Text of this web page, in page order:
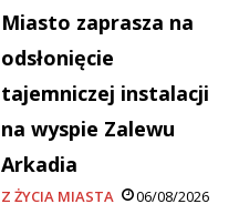
Miasto zaprasza na
odsłonięcie
tajemniczej instalacji
na wyspie Zalewu
Arkadia
Z ŻYCIA MIASTA 06/08/2026